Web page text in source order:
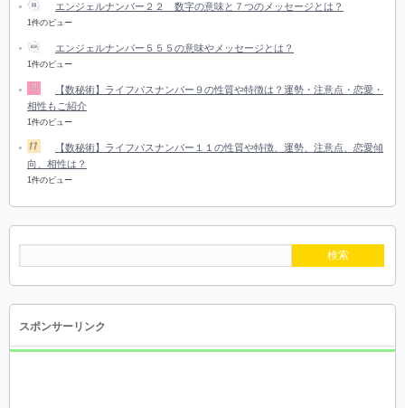
エンジェルナンバー２２ 数字の意味と７つのメッセージとは？
1件のビュー
エンジェルナンバー５５５の意味やメッセージとは？
1件のビュー
【数秘術】ライフパスナンバー９の性質や特徴は？運勢・注意点・恋愛・
相性もご紹介
1件のビュー
【数秘術】ライフパスナンバー１１の性質や特徴、運勢、注意点、恋愛傾
向、相性は？
1件のビュー
スポンサーリンク